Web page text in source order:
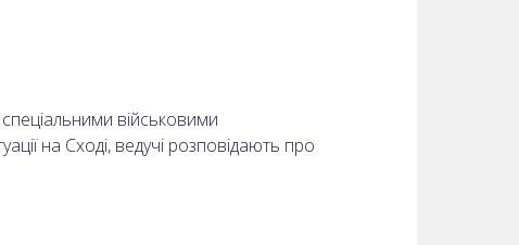
військовими
на Сході, ведучі розповідають про